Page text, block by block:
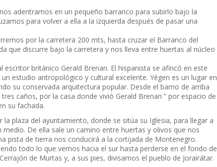
adentramos en un pequeño barranco para subirlo bajo la
para volver a ella a la izquierda después de pasar una
por la carretera 200 mts, hasta cruzar el Barranco del
que discurre bajo la carretera y nos lleva entre huertas al núcleo
británico Gerald Brenan. El hispanista se afincó en este
estudio antropológico y cultural excelente. Yégen es un lugar en
su conservada arquitectura popular. Desde el barrio de arriba
caños, por la casa donde vivió Gerald Brenan ” por espacio de
su fachada.
plaza del ayuntamiento, donde se sitúa su Iglesia, para llegar a
De ella sale un camino entre huertas y olivos que nos
pista de tierra nos conducirá a la cortijada de Montenegro.
todo lo que vemos hacia el sur hasta perderse en el fondo de
de Murtas y, a sus pies, divisamos el pueblo de Jorairátar.